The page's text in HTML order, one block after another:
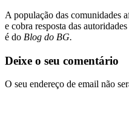
A população das comunidades
e cobra resposta das
é do Blog do BG.
Deixe o seu comentário
O seu endereço de email não